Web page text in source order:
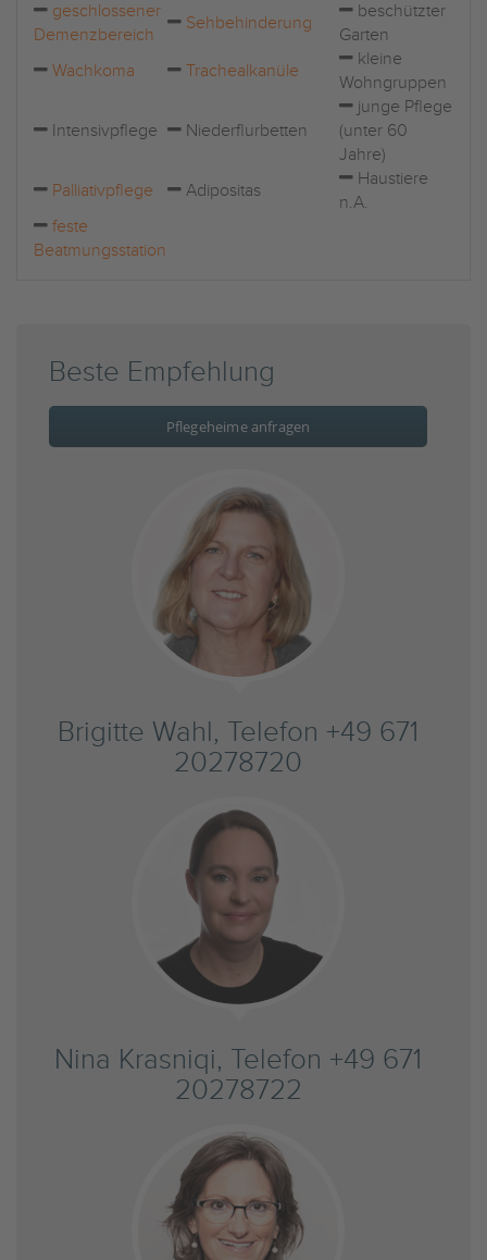
geschlossener
Demenzbereich
Sehbehinderung
beschützter
Garten
Wachkoma
Trachealkanüle
kleine
Wohngruppen
Intensivpflege Niederflurbetten
junge Pflege
(unter 60
Jahre)
Palliativpflege
Adipositas
Haustiere
n.A.
feste
Beatmungsstation
Beste Empfehlung
Pflegeheime anfragen
Brigitte Wahl, Telefon +49 671
20278720
Nina Krasniqi, Telefon +49 671
20278722